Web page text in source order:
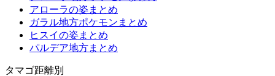
アローラの姿まとめ
ガラル地方ポケモンまとめ
ヒスイの姿まとめ
パルデア地方まとめ
タマゴ距離別